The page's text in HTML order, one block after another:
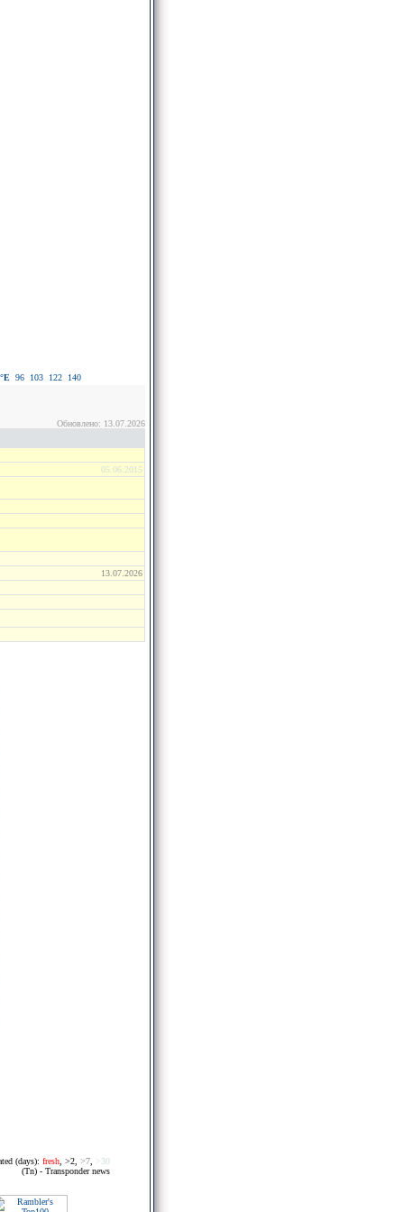
°E 96 103 122 140
Обновлено: 13.07.2026
05.06.2015
13.07.2026
(days): fresh, >2, >7,
>30
(Tn) - Transponder news